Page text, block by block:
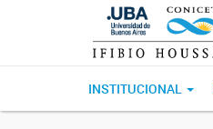
INSTITUCIONAL